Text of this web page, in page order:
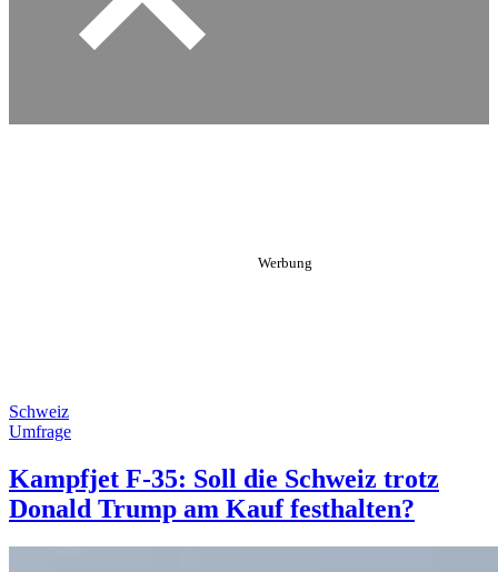
Schweiz
Umfrage
Kampfjet F-35: Soll die Schweiz trotz
Donald Trump am Kauf festhalten?